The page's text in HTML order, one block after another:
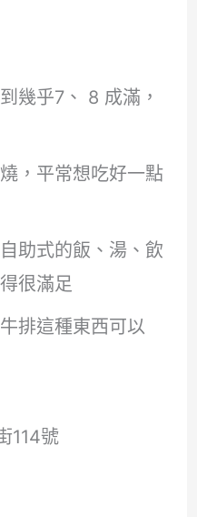
幾乎7、 8 成滿，
，平常想吃好一點
助式的飯、湯、飲
很滿足
排這種東西可以
114號